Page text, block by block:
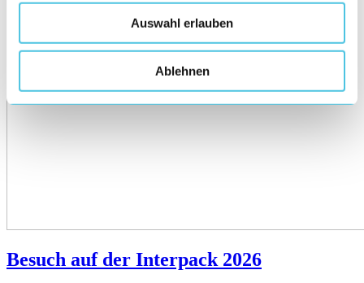
Auswahl erlauben
Ablehnen
Besuch auf der Interpack 2026